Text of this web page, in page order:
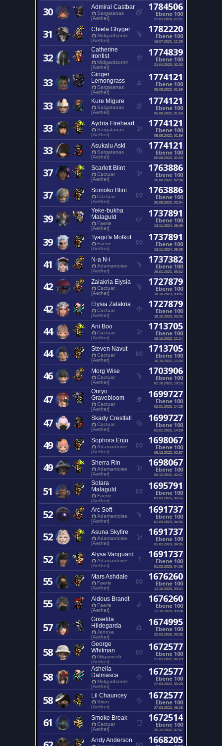
30 Admiral Castbar
Sargatanas
[Aether]
1784506
Ebene 100
27.03.2020, 21:21
31 Chiela Ghyger
Midgardsormr
[Aether]
1782220
Ebene 100
16.07.2021, 11:28
32
Catherine
Ironfist
Midgardsormr
[Aether]
1774839
Ebene 100
21.04.2023, 02:33
33
Ginger
Lemongrass
Sargatanas
[Aether]
1774121
Ebene 100
05.08.2022, 01:59
33 Kure Migure
Sargatanas
[Aether]
1774121
Ebene 100
05.08.2022, 01:59
33 Aydria Fireheart
Sargatanas
[Aether]
1774121
Ebene 100
05.08.2022, 01:59
33 Asukalu Askl
Sargatanas
[Aether]
1774121
Ebene 100
05.08.2022, 01:59
37 Scarlett Blint
Cactuar
[Aether]
1763886
Ebene 100
20.08.2022, 02:04
37 Somoko Blint
Cactuar
[Aether]
1763886
Ebene 100
20.08.2022, 02:04
39
Yeke-bukha
Malaguld
Faerie
[Aether]
1737891
Ebene 100
13.11.2024, 08:09
39 Tyago'a Molkot
Faerie
[Aether]
1737891
Ebene 100
13.11.2024, 08:08
41 N-a N-i
Adamantoise
[Aether]
1737382
Ebene 100
26.01.2021, 05:52
42 Zalakria Elysia
Cactuar
[Aether]
1727879
Ebene 100
18.10.2023, 03:05
42 Elysia Zalakria
Cactuar
[Aether]
1727879
Ebene 100
18.10.2023, 03:05
44 Ani Boo
Cactuar
[Aether]
1713705
Ebene 100
16.10.2022, 11:24
44 Steven Navut
Cactuar
[Aether]
1713705
Ebene 100
16.10.2022, 11:24
46 Morg Wise
Cactuar
[Aether]
1703906
Ebene 100
02.10.2022, 10:15
47
Onryo
Gravebloom
Cactuar
[Aether]
1699727
Ebene 100
02.01.2022, 14:28
47 Skady Crestfall
Cactuar
[Aether]
1699727
Ebene 100
02.01.2022, 14:28
49 Sophora Enju
Adamantoise
[Aether]
1698067
Ebene 100
06.12.2022, 02:57
49 Sherra Rin
Adamantoise
[Aether]
1698067
Ebene 100
06.12.2022, 02:57
51
Solara
Malaguld
Faerie
[Aether]
1695791
Ebene 100
09.03.2025, 06:56
52 Arc Soft
Adamantoise
[Aether]
1691737
Ebene 100
01.03.2023, 04:05
52 Asuna Skyfire
Adamantoise
[Aether]
1691737
Ebene 100
01.03.2023, 04:05
52 Alysa Vanguard
Adamantoise
[Aether]
1691737
Ebene 100
01.03.2023, 04:05
55 Mars Ashdale
Faerie
[Aether]
1676260
Ebene 100
11.10.2020, 03:24
55 Aldous Brandt
Faerie
[Aether]
1676260
Ebene 100
11.10.2020, 03:24
57
Griselda
Hildegarda
Jenova
[Aether]
1674995
Ebene 100
22.03.2025, 03:35
58
George
Whitman
Gilgamesh
[Aether]
1672577
Ebene 100
27.03.2022, 06:29
58
Ashelia
Dalmasca
Midgardsormr
[Aether]
1672577
Ebene 100
27.03.2022, 06:28
58 Lil Chauncey
Siren
[Aether]
1672577
Ebene 100
27.03.2022, 06:28
61 Smoke Break
Cactuar
[Aether]
1672514
Ebene 100
26.12.2022, 07:47
Andy Anderson 1668205